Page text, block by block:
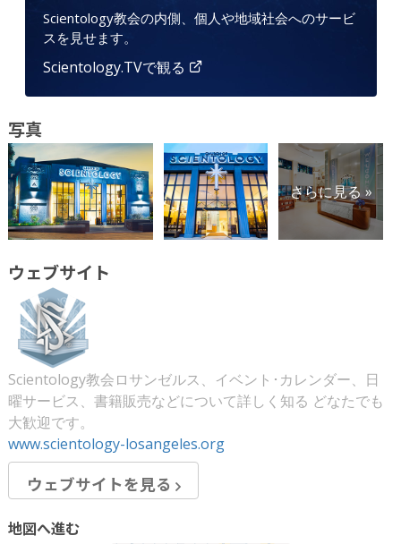
Scientology教会の内側、個人や地域社会へのサービ
スを見せます。
Scientology.TVで観る
写真
さらに見る »
ウェブサイト
Scientology教会ロサンゼルス、イベント･カレンダー、日
曜サービス、書籍販売などについて詳しく知る どなたでも
大歓迎です。
www.scientology-losangeles.org
ウェブサイトを見る
地図へ進む